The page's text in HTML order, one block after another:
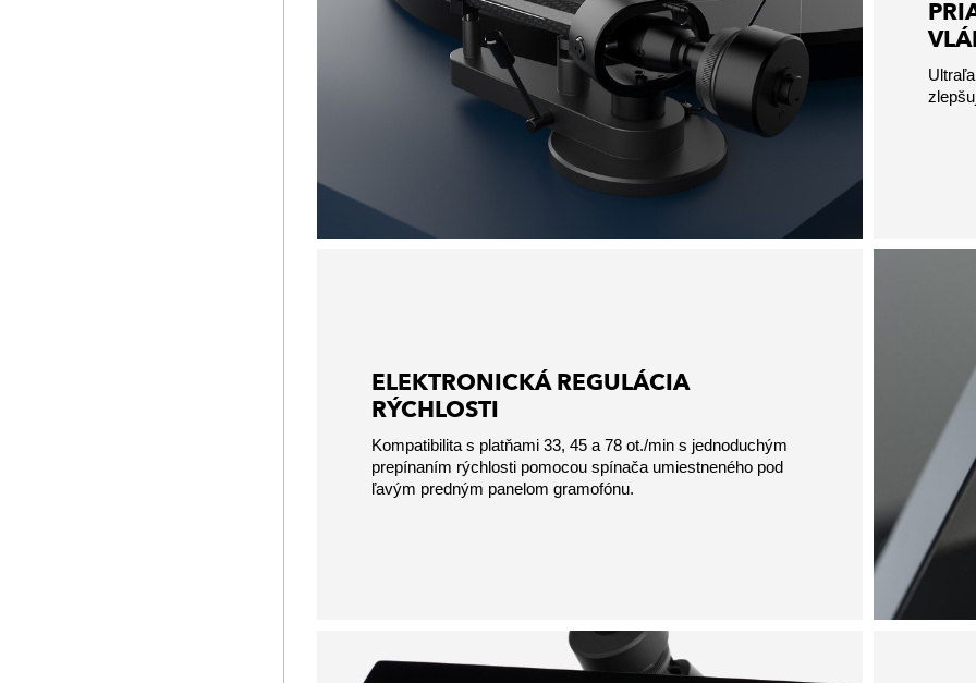
ELEKTRONICKÁ REGULÁCIA
RÝCHLOSTI
Kompatibilita s platňami 33, 45 a 78 ot./min s jednoduchým
prepínaním rýchlosti pomocou spínača umiestneného pod
ľavým predným panelom gramofónu.